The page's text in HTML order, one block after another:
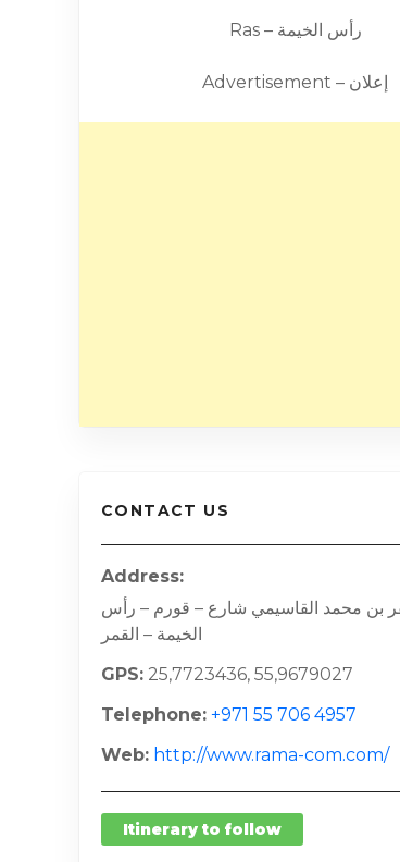
Ras – رأس الخيمة
Advertisement – إعلان
CONTACT US
Address
بن محمد القاسيمي شارع – قورم – رأس
الخيمة – القمر
GPS 25,7723436, 55,9679027
Telephone +971 55 706 4957
Web http://www.rama-com.com/
Itinerary to follow